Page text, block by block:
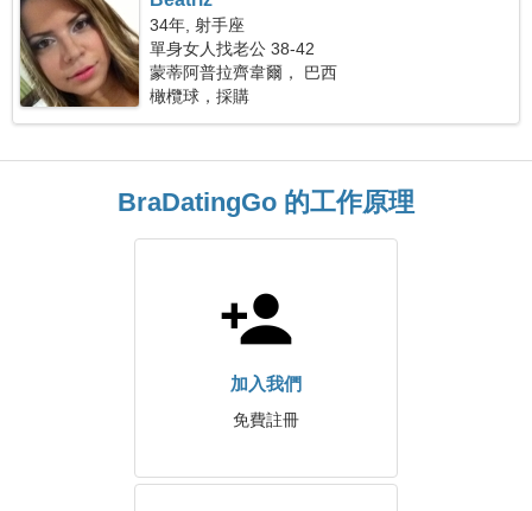
34年, 射手座
單身女人找老公 38-42
蒙蒂阿普拉齊韋爾， 巴西
橄欖球，採購
BraDatingGo 的工作原理
加入我們
免費註冊